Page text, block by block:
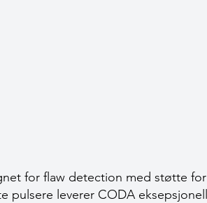
for flaw detection med støtte for
pulsere leverer CODA eksepsjonell